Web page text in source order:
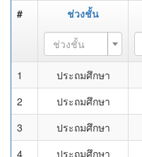
# ช่วงชั้น
ช่วงชั้น
1 ประถมศึกษา
2
ประถมศึกษา
3
ประถมศึกษา
4
ประถมศึกษา